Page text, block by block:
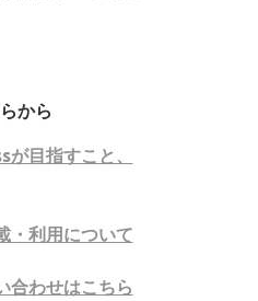
から
目指すこと、
・利用について
合わせはこちら